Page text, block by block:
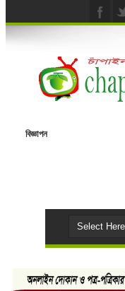
বিজ্ঞাপন